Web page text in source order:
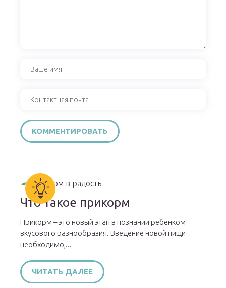
Что такое прикорм
Прикорм – это новый этап в познании ребенком
вкусового разнообразия. Введение новой пищи
необходимо,...
ЧИТАТЬ ДАЛЕЕ